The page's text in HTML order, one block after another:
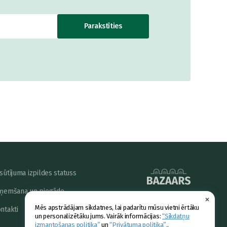
×
Mēs apstrādājam sīkdatnes, lai padarītu mūsu vietni ērtāku
un personalizētāku jums. Vairāk informācijas:“Sīkdatņu
izmantošanas politika” un“Privātuma politika”..
Parakstīties
izpildes statuss
un piegāde